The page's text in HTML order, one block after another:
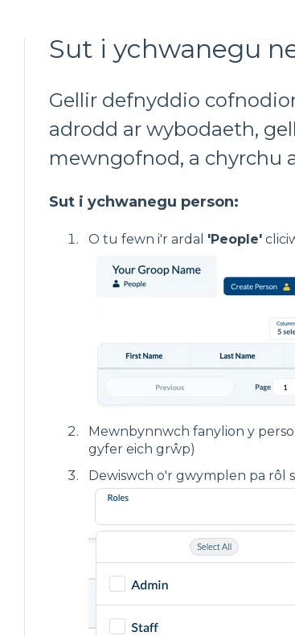
Sut i ychwanegu
Gellir defnyddio
adrodd ar wybodaeth,
mewngofnod, a chyrchu
Sut i ychwanegu person:
O tu fewn i'r ardal 'People'
Mewnbynnwch fanylion y
gyfer eich grŵp)
Dewiswch o'r gwymplen pa rôl